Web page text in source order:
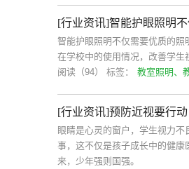
[行业资讯]智能护眼照明
智能护眼照明不仅需要优质的
在学校中的使用情况，改善学生
阅读（94） 标签： 教室照明、
[行业资讯]预防近视要行
眼睛是心灵的窗户，学生视力
事，这不仅是孩子成长中的健康
来，少年强则国强。